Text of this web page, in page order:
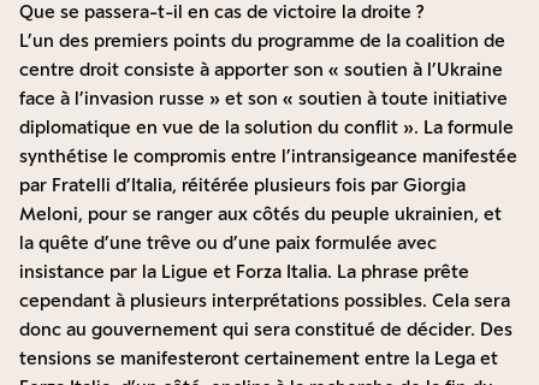
Que se passera-t-il en cas de victoire la droite ?
L’un des premiers points du programme de la coalition de
centre droit consiste à apporter son « soutien à l’Ukraine
face à l’invasion russe » et son « soutien à toute initiative
diplomatique en vue de la solution du conflit ». La formule
synthétise le compromis entre l’intransigeance manifestée
par Fratelli d’Italia, réitérée plusieurs fois par Giorgia
Meloni, pour se ranger aux côtés du peuple ukrainien, et
la quête d’une trêve ou d’une paix formulée avec
insistance par la Ligue et Forza Italia. La phrase prête
cependant à plusieurs interprétations possibles. Cela sera
donc au gouvernement qui sera constitué de décider. Des
tensions se manifesteront certainement entre la Lega et